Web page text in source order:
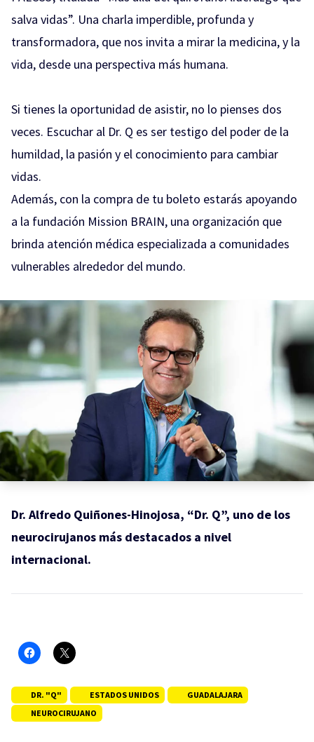
salva vidas”. Una charla imperdible, profunda y
transformadora, que nos invita a mirar la medicina, y la
vida, desde una perspectiva más humana.
Si tienes la oportunidad de asistir, no lo pienses dos
veces. Escuchar al Dr. Q es ser testigo del poder de la
humildad, la pasión y el conocimiento para cambiar
vidas.
Además, con la compra de tu boleto estarás apoyando
a la fundación Mission BRAIN, una organización que
brinda atención médica especializada a comunidades
vulnerables alrededor del mundo.
Dr. Alfredo Quiñones-Hinojosa, “Dr. Q”, uno de los
neurocirujanos más destacados a nivel
internacional.
DR. "Q" ESTADOS UNIDOS
GUADALAJARA
NEUROCIRUJANO